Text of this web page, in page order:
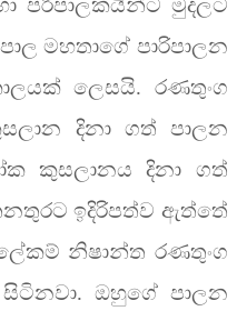
පරිපාලකයින්ට මුදලට
මහතාගේ පාරිපාලන
ලෙසයි. රණතුංග
දිනා ගත් පාලන
කුසලානය දිනා ගත්
ඉදිරිපත්ව ඇත්තේ
නිෂාන්ත රණතුංග
ඔහුගේ පාලන